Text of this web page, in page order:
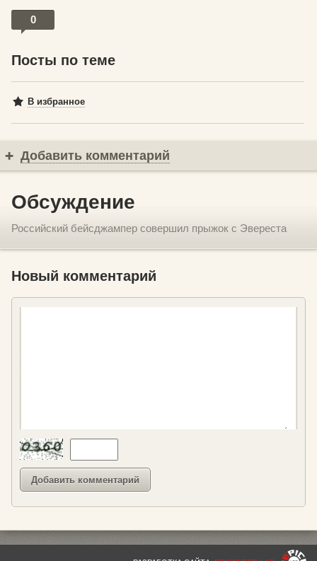
0
Посты по теме
В избранное
Добавить комментарий
Обсуждение
Российский бейсджампер совершил прыжок с Эвереста
Новый комментарий